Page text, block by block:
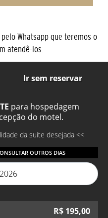
Whatsapp que teremos o
atendê-los.
Ir sem reservar
para hospedagem
do motel.
da suite desejada
OUTROS DIAS
R$ 195,00